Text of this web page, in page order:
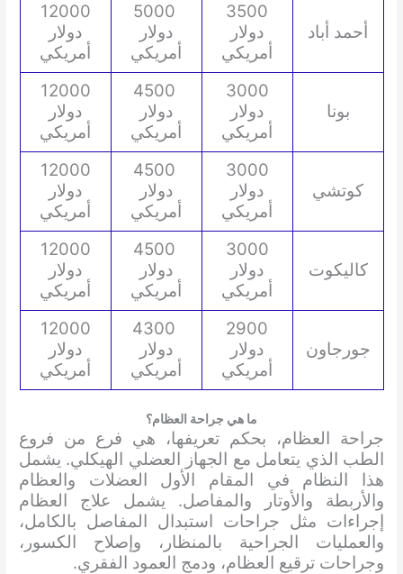
أحمد أباد
3500
دولار
أمريكي
5000
دولار
أمريكي
12000
دولار
أمريكي
بونا
3000
دولار
أمريكي
4500
دولار
أمريكي
12000
دولار
أمريكي
كوتشي
3000
دولار
أمريكي
4500
دولار
أمريكي
12000
دولار
أمريكي
كاليكوت
3000
دولار
أمريكي
4500
دولار
أمريكي
12000
دولار
أمريكي
جورجاون
2900
دولار
أمريكي
4300
دولار
أمريكي
12000
دولار
أمريكي
ما هي جراحة العظام؟
جراحة العظام، بحكم تعريفها، هي فرع من فروع
الطب الذي يتعامل مع الجهاز العضلي الهيكلي. يشمل
هذا النظام في المقام الأول العضلات والعظام
والأربطة والأوتار والمفاصل. يشمل علاج العظام
إجراءات مثل جراحات استبدال المفاصل بالكامل،
والعمليات الجراحية بالمنظار، وإصلاح الكسور،
وجراحات ترقيع العظام، ودمج العمود الفقري.